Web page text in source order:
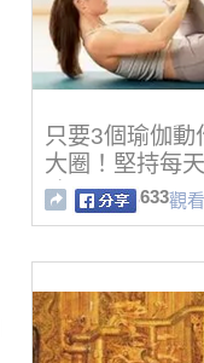
只要3個瑜伽
大圈！堅持每
肪！
633觀看